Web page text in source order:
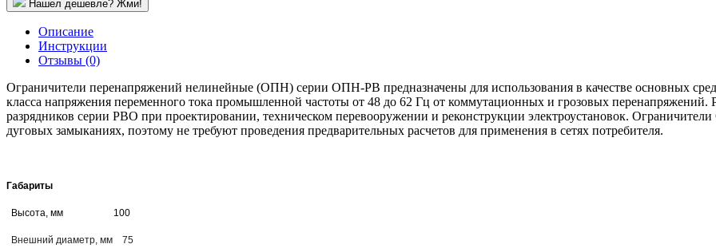
Нашел дешевле? Жми!
Описание
Инструкции
Отзывы (0)
Ограничители перенапряжений нелинейные (ОПН) серии ОПН-РВ предназначены для использования в качестве основных
класса напряжения переменного тока промышленной частоты от 48 до 62 Гц от коммутационных и грозовых перенапряжений.
разрядников серии РВО при проектировании, техническом перевооружении и реконструкции электроустановок.
дуговых замыканиях, поэтому не требуют проведения предварительных расчетов для применения в сетях потребителя.
Габариты
Высота, мм 100
Внешний диаметр, мм 75